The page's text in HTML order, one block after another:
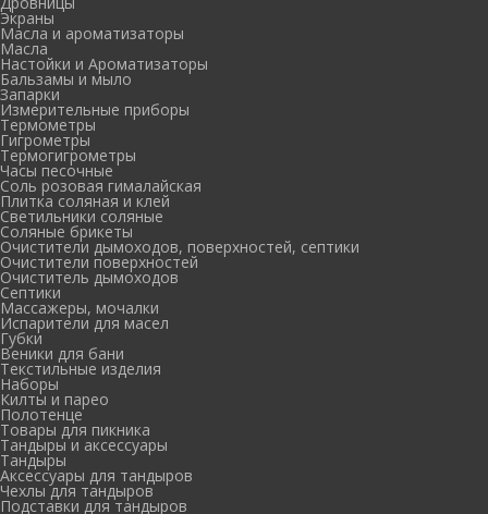
Экраны
Масла и ароматизаторы
Масла
Настойки и Ароматизаторы
Бальзамы и мыло
Запарки
Измерительные приборы
Термометры
Гигрометры
Термогигрометры
Часы песочные
Соль розовая гималайская
Плитка соляная и клей
Светильники соляные
Соляные брикеты
Очистители дымоходов, поверхностей, септики
Очистители поверхностей
Очиститель дымоходов
Септики
Массажеры, мочалки
Испарители для масел
Губки
Веники для бани
Текстильные изделия
Наборы
Килты и парео
Полотенце
Товары для пикника
Тандыры и аксессуары
Тандыры
Аксессуары для тандыров
Чехлы для тандыров
Подставки для тандыров